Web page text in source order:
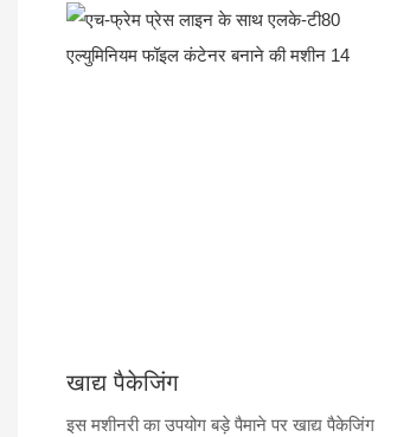
खाद्य पैकेजिंग
इस मशीनरी का उपयोग बड़े पैमाने पर खाद्य पैकेजिंग